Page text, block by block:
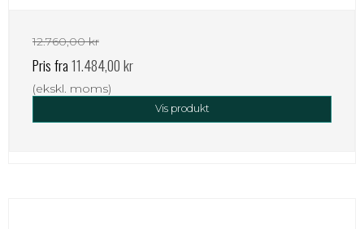
12.760,00 kr
Pris fra11.484,00 kr
(ekskl. moms)
Vis produkt